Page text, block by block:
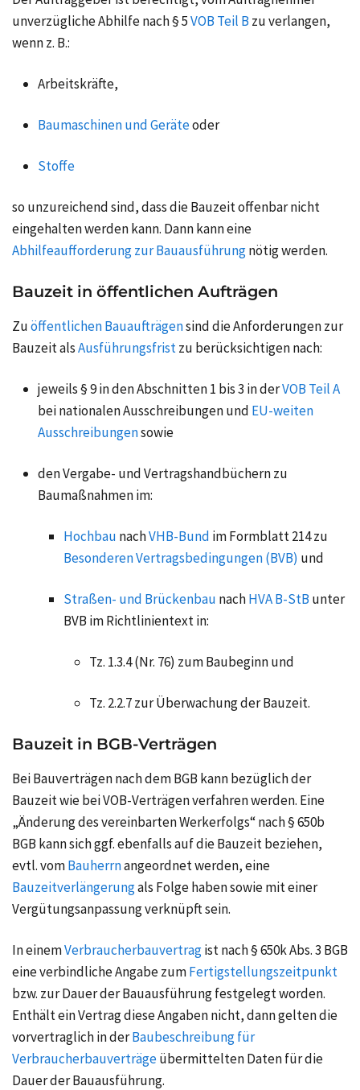
unverzügliche Abhilfe nach § 5VOB Teil B zu verlangen,
wenn z. B.:
Arbeitskräfte,
Baumaschinen und Geräteoder
Stoffe
so unzureichend sind, dass die Bauzeit offenbar nicht
eingehalten werden kann. Dann kann eine
Abhilfeaufforderung zur Bauausführungnötig werden.
Bauzeit in öffentlichen Aufträgen
Zuöffentlichen Bauaufträgensind die Anforderungen zur
Bauzeit alsAusführungsfristzu berücksichtigen nach:
jeweils § 9 in den Abschnitten 1 bis 3 in derVOB Teil A
bei nationalen Ausschreibungen und EU-weiten
Ausschreibungensowie
denVergabe- und Vertragshandbüchernzu
Baumaßnahmen im:
Hochbau nachVHB-Bund im Formblatt 214 zu
Besonderen Vertragsbedingungen (BVB) und
Straßen- und Brückenbau nachHVA B-StB unter
BVB im Richtlinientext in:
Tz. 1.3.4 (Nr. 76) zum Baubeginn und
Tz. 2.2.7 zur Überwachung der Bauzeit.
Bauzeit in BGB-Verträgen
Bei Bauverträgen nach dem BGB kann bezüglich der
Bauzeit wie bei VOB-Verträgen verfahren werden. Eine
„Änderung des vereinbarten Werkerfolgs“ nach § 650b
BGB kann sich ggf. ebenfalls auf die Bauzeit beziehen,
evtl. vomBauherrnangeordnet werden, eine
Bauzeitverlängerungals Folge haben sowie mit einer
Vergütungsanpassung verknüpft sein.
In einemVerbraucherbauvertragist nach § 650k Abs. 3 BGB
eine verbindliche Angabe zumFertigstellungszeitpunkt
bzw. zur Dauer der Bauausführung festgelegt worden.
Enthält ein Vertrag diese Angaben nicht, dann gelten die
vorvertraglich in derBaubeschreibung für
Verbraucherbauverträgeübermittelten Daten für die
Dauer der Bauausführung.